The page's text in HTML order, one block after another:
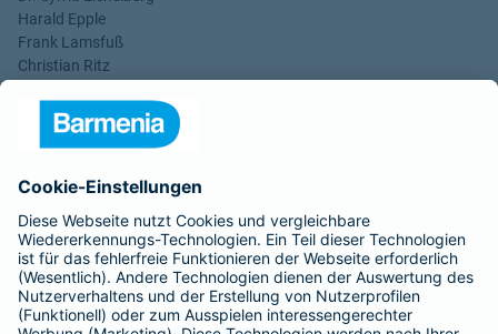
Harald Epple
Frank Lamsfuß
Christian Ritz
Aufsichtsrats-Vorsitzender: Dr. h. c. Josef Beutelmann
Gegenseitigkeit
USt.-Identifikationsnummer: DE 121102508
----------------------------------------------------------------
Gothaer Lebensversicherung AG